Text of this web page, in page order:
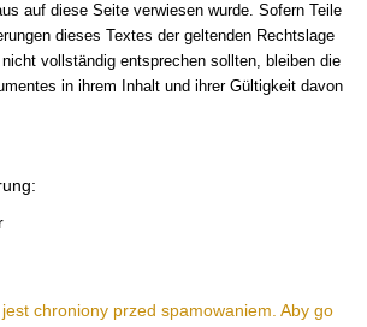
auf diese Seite verwiesen wurde. Sofern Teile
dieses Textes der geltenden Rechtslage
vollständig entsprechen sollten, bleiben die
in ihrem Inhalt und ihrer Gültigkeit davon
chroniony przed spamowaniem. Aby go